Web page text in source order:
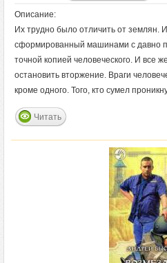
Описание:
Их трудно было отличить от землян.
сформированный машинами с давно
точной копией человеческого. И все
остановить вторжение. Враги
кроме одного. Того, кто сумел
Читать